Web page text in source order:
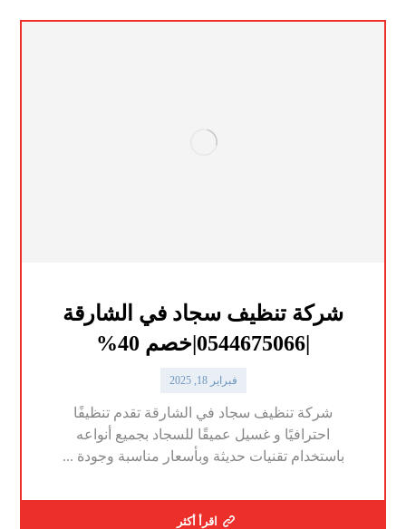
شركة تنظيف سجاد في الشارقة
|0544675066|خصم 40%
فبراير 18, 2025
شركة تنظيف سجاد في الشارقة تقدم تنظيفًا
احترافيًا و غسيل عميقًا للسجاد بجميع أنواعه
باستخدام تقنيات حديثة وبأسعار مناسبة وجودة ...
اقرأ أكثر